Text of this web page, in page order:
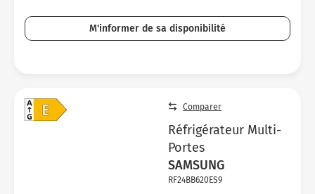
M'informer de sa disponibilité
Comparer
Réfrigérateur Multi-
Portes
SAMSUNG
RF24BB620ES9